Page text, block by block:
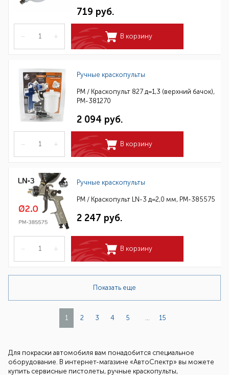
719 руб.
– + В корзину
Ручные краскопульты
РМ / Краскопульт 827 д=1,3 (верхний бачок),
РМ-381270
2 094 руб.
– + В корзину
Ручные краскопульты
РМ / Краскопульт LN-3 д=2,0 мм, РМ-385575
2 247 руб.
– + В корзину
Показать еще
1 2 3 4 5 ... 15
Для покраски автомобиля вам понадобится специальное
оборудование. В интернет-магазине «АвтоСпектр» вы можете
купить сервисные пистолеты, ручные краскопульты,